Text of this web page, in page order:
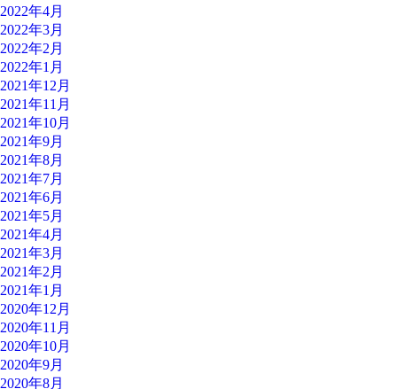
2022年4月
2022年3月
2022年2月
2022年1月
2021年12月
2021年11月
2021年10月
2021年9月
2021年8月
2021年7月
2021年6月
2021年5月
2021年4月
2021年3月
2021年2月
2021年1月
2020年12月
2020年11月
2020年10月
2020年9月
2020年8月